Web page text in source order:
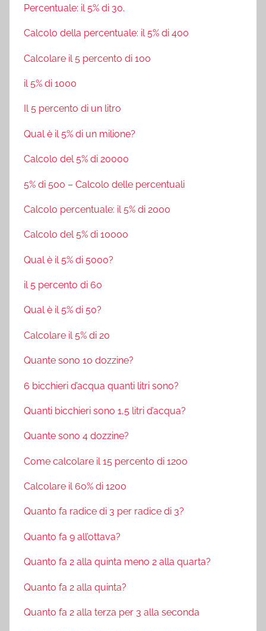
Percentuale: il 5% di 30.
Calcolo della percentuale: il 5% di 400
Calcolare il 5 percento di 100
il 5% di 1000
Il 5 percento di un litro
Qual è il 5% di un milione?
Calcolo del 5% di 20000
5% di 500 – Calcolo delle percentuali
Calcolo percentuale: il 5% di 2000
Calcolo del 5% di 10000
Qual è il 5% di 5000?
il 5 percento di 60
Qual è il 5% di 50?
Calcolare il 5% di 20
Quante sono 10 dozzine?
6 bicchieri d’acqua quanti litri sono?
Quanti bicchieri sono 1,5 litri d’acqua?
Quante sono 4 dozzine?
Come calcolare il 15 percento di 1200
Calcolare il 60% di 1200
Quanto fa radice di 3 per radice di 3?
Quanto fa 9 all’ottava?
Quanto fa 2 alla quinta meno 2 alla quarta?
Quanto fa 2 alla quinta?
Quanto fa 2 alla terza per 3 alla seconda